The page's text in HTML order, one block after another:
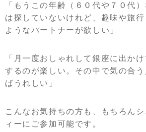
「もうこの年齢（６０代や７０代
は探していないけれど、趣味や旅
ようなパートナーが欲しい」
「月一度おしゃれして銀座に出か
するのが楽しい。その中で気の合
ばうれしい」
こんなお気持ちの方も、もちろん
ィーにご参加可能です。